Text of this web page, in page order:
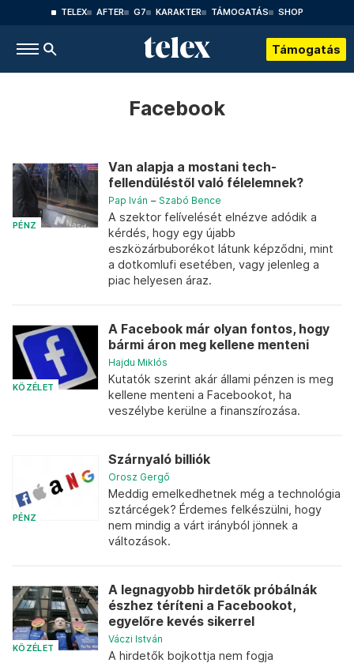
TELEX AFTER G7 KARAKTER TÁMOGATÁS SHOP
Támogatás
Facebook
PÉNZ
Van alapja a mostani tech-
fellendüléstől való félelemnek?
Pap Iván – Szabó Bence
A szektor felívelését elnézve adódik a
kérdés, hogy egy újabb
eszközárbuborékot látunk képződni, mint
a dotkomlufi esetében, vagy jelenleg a
piac helyesen áraz.
KÖZÉLET
A Facebook már olyan fontos, hogy
bármi áron meg kellene menteni
Hajdu Miklós
Kutatók szerint akár állami pénzen is meg
kellene menteni a Facebookot, ha
veszélybe kerülne a finanszírozása.
PÉNZ
Szárnyaló billiók
Orosz Gergő
Meddig emelkedhetnek még a technológia
sztárcégek? Érdemes felkészülni, hogy
nem mindig a várt irányból jönnek a
változások.
KÖZÉLET
A legnagyobb hirdetők próbálnák
észhez téríteni a Facebookot,
egyelőre kevés sikerrel
Váczi István
A hirdetők bojkottja nem fogja